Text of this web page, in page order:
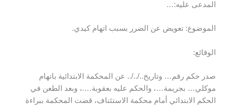
المدعى عليه:…
الموضوع: تعويض عن الضرر بسبب اتهام كيدي.
الوقائع:
صدر حكم رقم… وتاريخ../../.. عن المحكمة الابتدائية باتهام
موكلي… بجريمة…، والحكم عليه بعقوبة….، وبعد الطعن في
الحكم الابتدائي أمام محكمة الاستئناف، قضت المحكمة ببراءة